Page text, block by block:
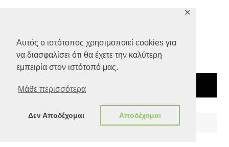
Αυτός ο ιστότοπος χρησιμοποιεί cookies για
να διασφαλίσει ότι θα έχετε την καλύτερη
εμπειρία στον ιστότοπό μας.
Μάθε περισσότερα
Δεν Αποδέχομαι Αποδέχομαι
✕